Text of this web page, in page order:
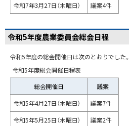
令和7年3月27日（木曜日）
議案4件
令和5年度農業委員会総会日程
令和5年度の総会開催日は次のとおりでした。
令和5年度総会開催日程表
総会開催日
議案
令和5年4月27日（木曜日）
議案7件
令和5年5月25日（木曜日）
議案2件